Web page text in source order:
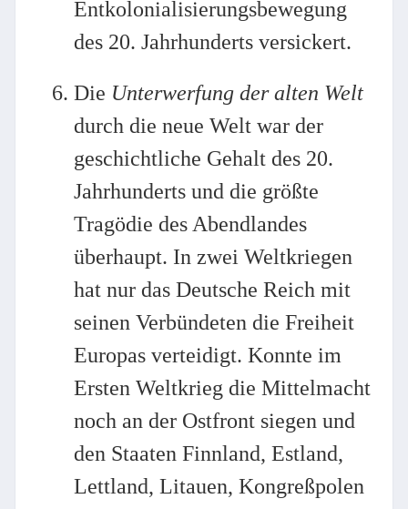
Entkolonialisierungsbewegung
des 20. Jahrhunderts versickert.
Die Unterwerfung der alten Welt
durch die neue Welt war der
geschichtliche Gehalt des 20.
Jahrhunderts und die größte
Tragödie des Abendlandes
überhaupt. In zwei Weltkriegen
hat nur das Deutsche Reich mit
seinen Verbündeten die Freiheit
Europas verteidigt. Konnte im
Ersten Weltkrieg die Mittelmacht
noch an der Ostfront siegen und
den Staaten Finnland, Estland,
Lettland, Litauen, Kongreßpolen